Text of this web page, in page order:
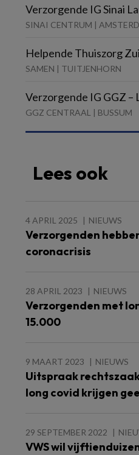
Verzorgende IG Sinai
SINAI CENTRUM |
Helpende Thuiszorg
SAMEN | TUITJENHORN
Verzorgende IG GGZ
GGZ CENTRAAL | BUSSUM
Lees ook
4 APRIL 2025 NIEUWS
Verzorgenden
coronacrisis
28 APRIL 2023 NIEUWS
Verzorgenden met
15.000
9 MAART 2023 NIEUWS
Uitspraak
long covid krijgen
29 SEPTEMBER 2022
VWS wil